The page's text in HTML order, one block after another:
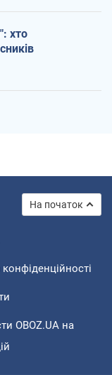
хто
На початок
OBOZ.UA на